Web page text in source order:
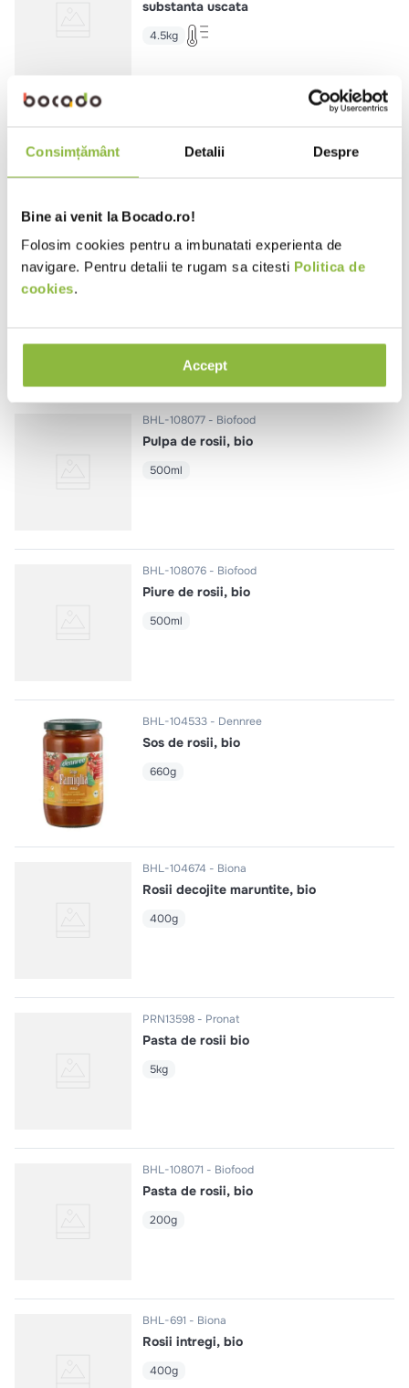
Consimțământ Detalii Despre
Bine ai venit la Bocado.ro!
Folosim cookies pentru a imbunatati experienta de
navigare. Pentru detalii te rugam sa citesti Politica de
cookies.
Accept
substanta uscata
4.5kg
CO723 Buitoni
BHL-108077 Biofood
Pulpa de rosii, bio
500ml
BHL-108076 Biofood
Piure de rosii, bio
500ml
BHL-104533 Dennree
Sos de rosii, bio
660g
BHL-104674 Biona
Rosii decojite maruntite, bio
400g
PRN13598 Pronat
Pasta de rosii bio
5kg
BHL-108071 Biofood
Pasta de rosii, bio
200g
BHL-691 Biona
Rosii intregi, bio
400g